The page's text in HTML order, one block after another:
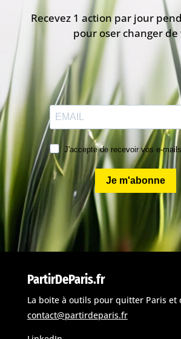
Recevez 1 action par jour
pour oser changer de
J'accepte de recevoir vos e-mails.
Je m'abonne
PartirDeParis.fr
La boite à outils pour quitter Paris et
contact@partirdeparis.fr